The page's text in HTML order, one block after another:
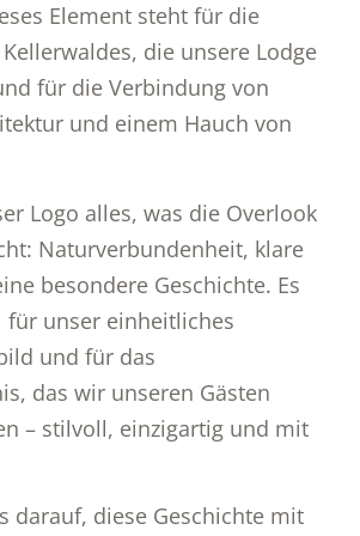
Element steht für die
die unsere Lodge
für die Verbindung von
und einem Hauch von
Logo alles, was die Overlook
Naturverbundenheit, klare
besondere Geschichte. Es
für unser einheitliches
und für das
das wir unseren Gästen
– stilvoll, einzigartig und mit
darauf, diese Geschichte mit